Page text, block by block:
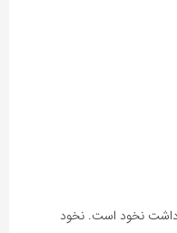
داشت نخود است. نخود